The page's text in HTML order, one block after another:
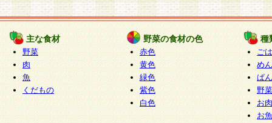
主な食材
野菜
肉
魚
くだもの
野菜の食材の色
赤色
黄色
緑色
紫色
白色
種
ご
めん
ぱん
野
お
お